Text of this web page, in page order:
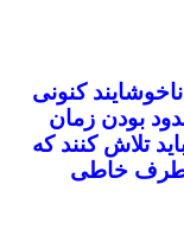
کنونی
بودن زمان
تلاش کنند که
طرف خاطی